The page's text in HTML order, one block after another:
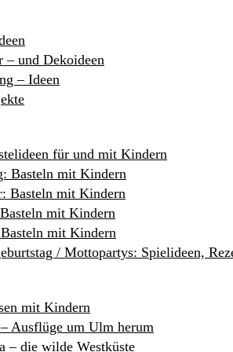
– und Dekoideen
– Ideen
für und mit Kindern
Basteln mit Kindern
Basteln mit Kindern
mit Kindern
mit Kindern
/ Mottopartys: Spielideen,
mit Kindern
Ausflüge um Ulm herum
– die wilde Westküste